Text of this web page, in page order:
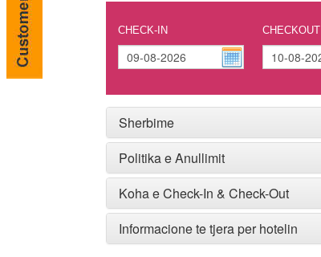
CHECK-IN CHECKOUT
Sherbime
Politika e Anullimit
Koha e Check-In & Check-Out
Informacione te tjera per hotelin